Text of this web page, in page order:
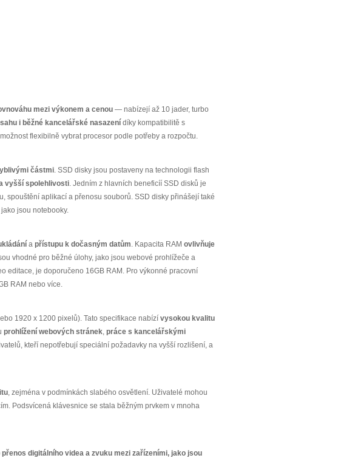
mezi výkonem a cenou — nabízejí až 10 jader, turbo
i běžné kancelářské nasazení díky kompatibilitě s
flexibilně vybrat procesor podle potřeby a rozpočtu.
částmi. SSD disky jsou postaveny na technologii flash
vyšší spolehlivosti. Jedním z hlavních beneficíí SSD disků je
spouštění aplikací a přenosu souborů. SSD disky přinášejí také
jsou notebooky.
a přístupu k dočasným datům. Kapacita RAM ovlivňuje
vhodné pro běžné úlohy, jako jsou webové prohlížeče a
editace, je doporučeno 16GB RAM. Pro výkonné pracovní
RAM nebo více.
1920 x 1200 pixelů). Tato specifikace nabízí vysokou kvalitu
prohlížení webových stránek, práce s kancelářskými
kteří nepotřebují speciální požadavky na vyšší rozlišení, a
, zejména v podmínkách slabého osvětlení. Uživatelé mohou
Podsvícená klávesnice se stala běžným prvkem v mnoha
přenos digitálního videa a zvuku mezi zařízeními, jako jsou